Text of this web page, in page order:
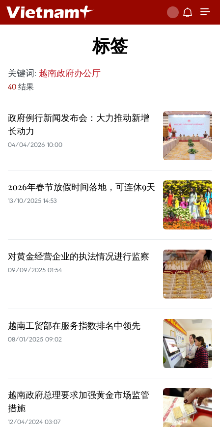
标签
关键词: 越南政府办公厅
40 结果
政府例行新闻发布会：大力推动新增
长动力
04/04/2026 10:00
2026年春节放假时间落地，可连休9天
13/10/2025 14:53
对黄金经营企业的执法情况进行监察
09/09/2025 01:54
越南工贸部在服务指数排名中领先
08/01/2025 09:02
越南政府总理要求加强黄金市场监管
措施
12/04/2024 03:07